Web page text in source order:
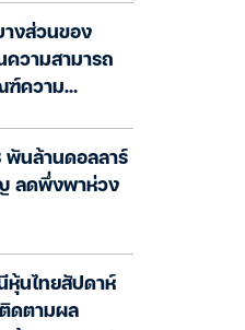
างส่วนของ
ความสามารถ
ฑ์ความ
พันล้านดอลลาร์
ลดพึ่งพาห่วง
หุ้นไทยสัปดาห์
ดตามผล